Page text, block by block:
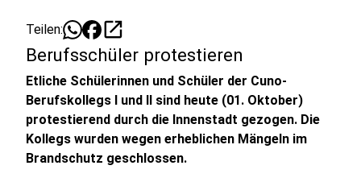
Teilen: open_in_new
Berufsschüler protestieren
Etliche Schülerinnen und Schüler der Cuno-
Berufskollegs I und II sind heute (01. Oktober)
protestierend durch die Innenstadt gezogen. Die
Kollegs wurden wegen erheblichen Mängeln im
Brandschutz geschlossen.